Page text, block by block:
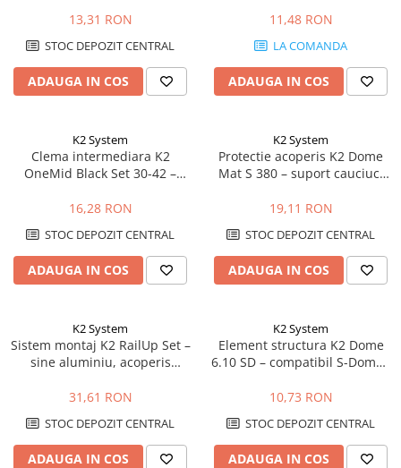
13,31 RON
STOC DEPOZIT CENTRAL
ADAUGA IN COS
11,48 RON
LA COMANDA
ADAUGA IN COS
K2 System
Clema intermediara K2
OneMid Black Set 30-42 –
negru
16,28 RON
STOC DEPOZIT CENTRAL
ADAUGA IN COS
K2 System
Protectie acoperis K2 Dome
Mat S 380 – suport cauciuc,
19,11 RON
STOC DEPOZIT CENTRAL
ADAUGA IN COS
K2 System
Sistem montaj K2 RailUp Set –
sine aluminiu, acoperis
fotovoltaice
31,61 RON
STOC DEPOZIT CENTRAL
ADAUGA IN COS
K2 System
Element structura K2 Dome
6.10 SD – compatibil S-Dome /
10,73 RON
STOC DEPOZIT CENTRAL
ADAUGA IN COS